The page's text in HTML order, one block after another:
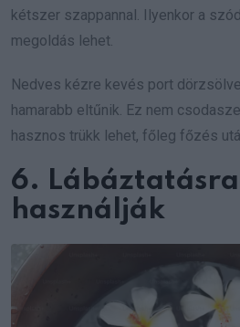
kétszer szappannal. Ilyenkor a
megoldás lehet.
Nedves kézre kevés port
hamarabb eltűnik. Ez nem
hasznos trükk lehet, főleg főzés
6. Lábáztatásra
használják